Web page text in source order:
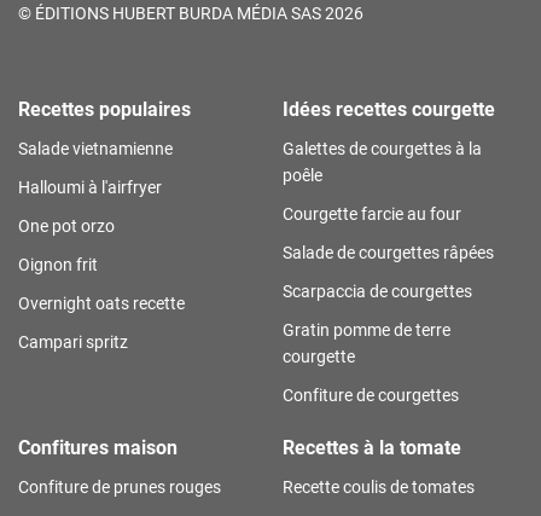
© ÉDITIONS HUBERT BURDA MÉDIA SAS 2026
Recettes populaires
Salade vietnamienne
Halloumi à l'airfryer
One pot orzo
Oignon frit
Overnight oats recette
Campari spritz
Idées recettes courgette
Galettes de courgettes à la
poêle
Courgette farcie au four
Salade de courgettes râpées
Scarpaccia de courgettes
Gratin pomme de terre
courgette
Confiture de courgettes
Confitures maison
Confiture de prunes rouges
Recettes à la tomate
Recette coulis de tomates